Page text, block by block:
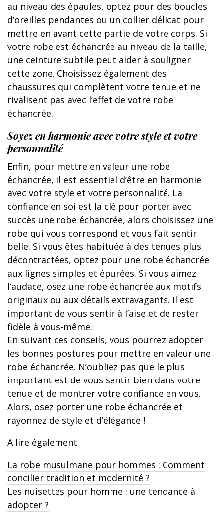
au niveau des épaules, optez pour des boucles
d’oreilles pendantes ou un collier délicat pour
mettre en avant cette partie de votre corps. Si
votre robe est échancrée au niveau de la taille,
une ceinture subtile peut aider à souligner
cette zone. Choisissez également des
chaussures qui complètent votre tenue et ne
rivalisent pas avec l’effet de votre robe
échancrée.
Soyez en harmonie avec votre style et votre
personnalité
Enfin, pour mettre en valeur une robe
échancrée, il est essentiel d’être en harmonie
avec votre style et votre personnalité. La
confiance en soi est la clé pour porter avec
succès une robe échancrée, alors choisissez une
robe qui vous correspond et vous fait sentir
belle. Si vous êtes habituée à des tenues plus
décontractées, optez pour une robe échancrée
aux lignes simples et épurées. Si vous aimez
l’audace, osez une robe échancrée aux motifs
originaux ou aux détails extravagants. Il est
important de vous sentir à l’aise et de rester
fidèle à vous-même.
En suivant ces conseils, vous pourrez adopter
les bonnes postures pour mettre en valeur une
robe échancrée. N’oubliez pas que le plus
important est de vous sentir bien dans votre
tenue et de montrer votre confiance en vous.
Alors, osez porter une robe échancrée et
rayonnez de style et d’élégance !
A lire également
La robe musulmane pour hommes : Comment
concilier tradition et modernité ?
Les nuisettes pour homme : une tendance à
adopter ?